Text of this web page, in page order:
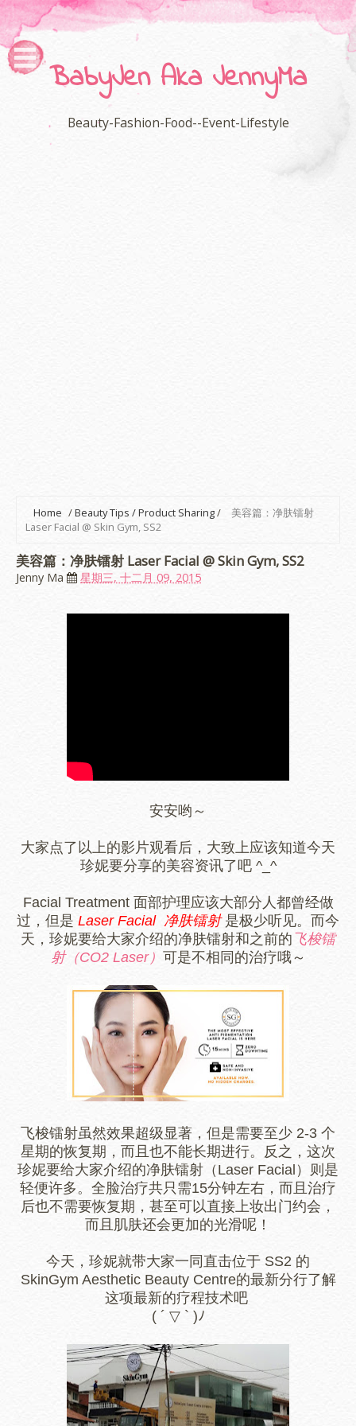
BabyJen Aka JennyMa
Beauty-Fashion-Food--Event-Lifestyle
Home /Beauty Tips / Product Sharing/
美容篇：净肤镭射
Laser Facial @ Skin Gym, SS2
美容篇：净肤镭射 Laser Facial @ Skin Gym, SS2
Jenny Ma 星期三, 十二月 09, 2015
安安哟～
大家点了以上的影片观看后，大致上应该知道今天
珍妮要分享的美容资讯了吧 ^_^
Facial Treatment 面部护理应该大部分人都曾经做
过，但是 Laser Facial 净肤镭射 是极少听见。而今
天，珍妮要给大家介绍的净肤镭射和之前的 飞梭镭
射（CO2 Laser） 可是不相同的治疗哦～
飞梭镭射虽然效果超级显著，但是需要至少 2-3 个
星期的恢复期，而且也不能长期进行。反之，这次
珍妮要给大家介绍的净肤镭射（Laser Facial）则是
轻便许多。 全脸治疗共只需15分钟左右，而且治疗
后也不需要恢复期，甚至可以直接上妆出门约会，
而且肌肤还会更加的光滑呢！
今天，珍妮就带大家一同直击位于 SS2 的
SkinGym Aesthetic Beauty Centre的最新分行了解
这项最新的疗程技术吧
( ´ ▽ ` )ﾉ